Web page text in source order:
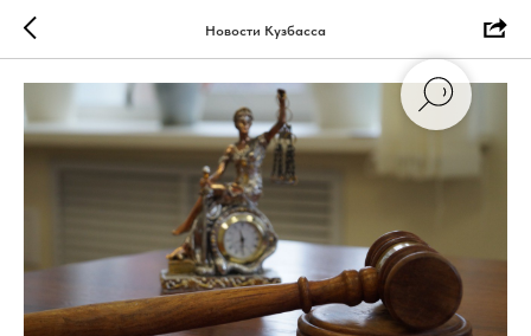
Новости Кузбасса